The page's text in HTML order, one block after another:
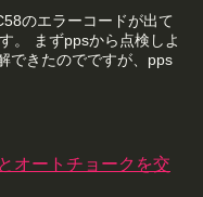
のエラーコードが出て
。 まずppsから点検しよ
できたのでですが、pps
オートチョークを交